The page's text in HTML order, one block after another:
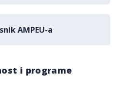
AMPEU-a
i programe